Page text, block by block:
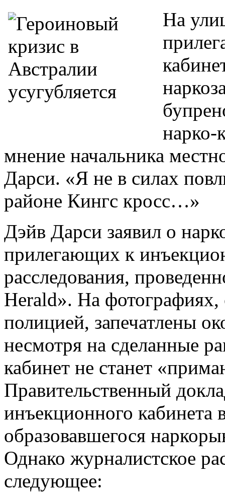
На
нарко-
мнение начальника
Дарси. «Я не в силах
районе Кингс кросс…»
Дэйв Дарси заявил о
прилегающих к
расследования,
Herald». На фотографиях,
полицией, запечатлены
несмотря на сделанные
кабинет не станет
Правительственный
инъекционного кабинета
образовавшегося
Однако журналистское
следующее: